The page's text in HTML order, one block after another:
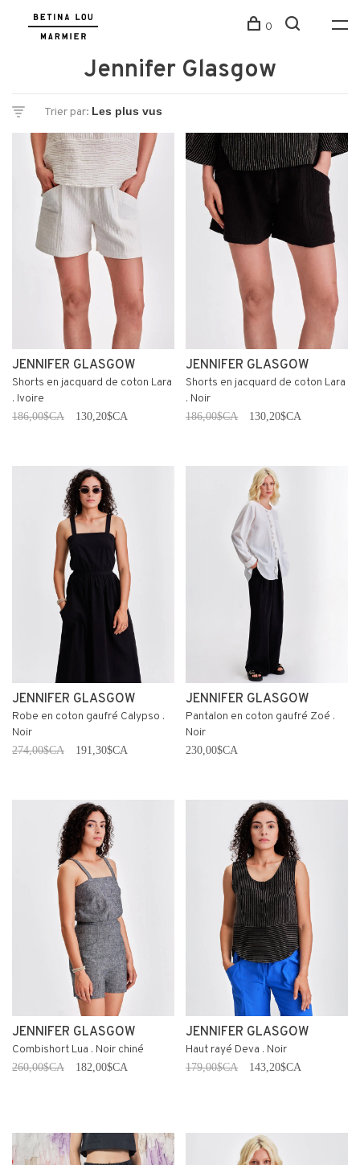
0
Jennifer Glasgow
Trier par:
JENNIFER GLASGOW
Shorts en jacquard de coton Lara
. Ivoire
186,00$CA 130,20$CA
JENNIFER GLASGOW
Shorts en jacquard de coton Lara
. Noir
186,00$CA 130,20$CA
JENNIFER GLASGOW
Robe en coton gaufré Calypso .
Noir
274,00$CA 191,30$CA
JENNIFER GLASGOW
Pantalon en coton gaufré Zoé .
Noir
230,00$CA
JENNIFER GLASGOW
Combishort Lua . Noir chiné
260,00$CA 182,00$CA
JENNIFER GLASGOW
Haut rayé Deva . Noir
179,00$CA 143,20$CA